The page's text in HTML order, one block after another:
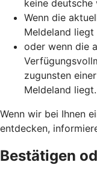
keine deutsche
Wenn die
Meldeland liegt
oder wenn die
zugunsten
Meldeland liegt.
Wenn wir bei Ihnen
entdecken,
Bestätigen